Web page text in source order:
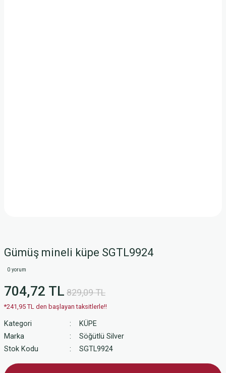
Gümüş mineli küpe SGTL9924
0 yorum
704,72 TL 829,09 TL
*241,95 TL den başlayan taksitlerle!!
Kategori
KÜPE
Marka
Söğütlü Silver
Stok Kodu
SGTL9924